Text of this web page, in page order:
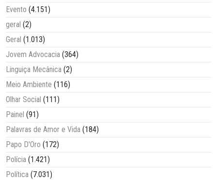
Evento (4.151)
geral (2)
Geral (1.013)
Jovem Advocacia (364)
Linguiça Mecânica (2)
Meio Ambiente (116)
Olhar Social (111)
Painel (91)
Palavras de Amor e Vida (184)
Papo D'Oro (172)
Polícia (1.421)
Política (7.031)